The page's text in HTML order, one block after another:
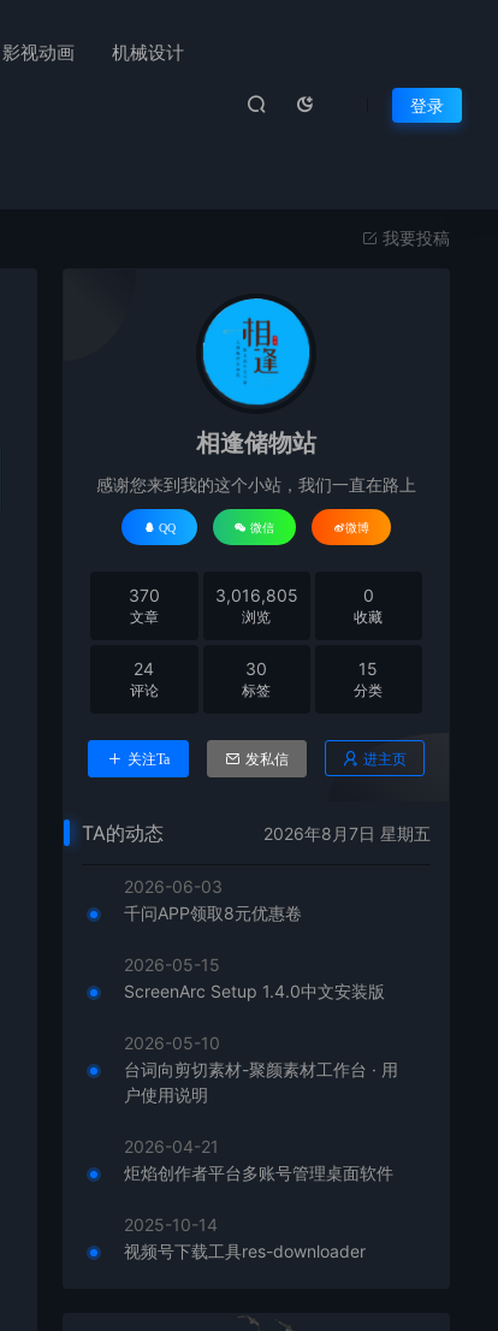
影视动画 机械设计
登录
我要投稿
相逢储物站
感谢您来到我的这个小站，我们一直在路上
QQ 微信 微博
370
文章
3,016,805
浏览
0
收藏
24
评论
30
标签
15
分类
关注Ta 发私信 进主页
TA的动态 2026年8月7日 星期五
2026-06-03
千问APP领取8元优惠卷
2026-05-15
ScreenArc Setup 1.4.0中文安装版
2026-05-10
台词向剪切素材-聚颜素材工作台 · 用
户使用说明
2026-04-21
炬焰创作者平台多账号管理桌面软件
2025-10-14
视频号下载工具res-downloader